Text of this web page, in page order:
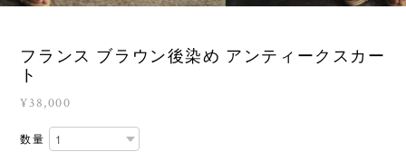
フランス ブラウン後染め アンティークスカー
ト
¥38,000
数量